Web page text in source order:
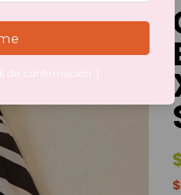
de confirmación :)